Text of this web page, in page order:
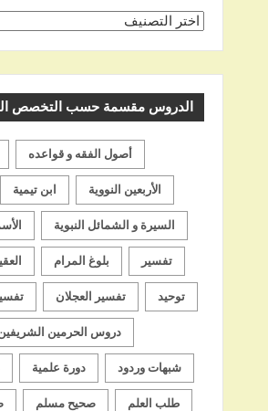
اختر
الدروس مقسمة حسب التخصص
أصول الفقه و قواعده
ابن تيمية الأربعين النووية
السيرة و الشمائل النبوية
بلوغ المرام تفسير
تفسير العجلان توحيد
دروس الحرمين
دورة علمية شبهات وردود
صحيح مسلم طلب العلم